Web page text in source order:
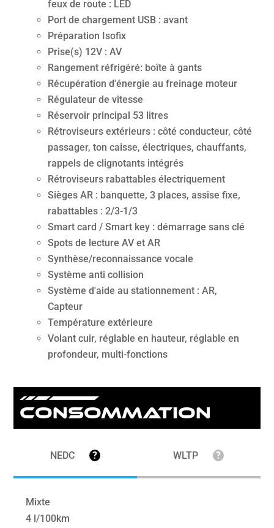
feux de route : LED
Port de chargement USB : avant
Préparation Isofix
Prise(s) 12V : AV
Rangement réfrigéré: boîte à gants
Récupération d'énergie au freinage moteur
Régulateur de vitesse
Réservoir principal 53 litres
Rétroviseurs extérieurs : côté conducteur, côté
passager, ton caisse, électriques, chauffants,
rappels de clignotants intégrés
Rétroviseurs rabattables électriquement
Sièges AR : banquette, 3 places, assise fixe,
rabattables : 2/3-1/3
Smart card / Smart key : démarrage sans clé
Spots de lecture AV et AR
Synthèse/reconnaissance vocale
Système anti collision
Système d'aide au stationnement : AR,
Capteur
Température extérieure
Volant cuir, réglable en hauteur, réglable en
profondeur, multi-fonctions
Consommation
NEDC ? WLTP ?
Mixte
4 l/100km